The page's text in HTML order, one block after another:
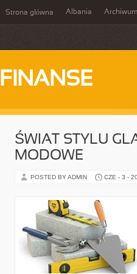
Strona główna Albania Archiwum
FINANSE
ŚWIAT STYLU
MODOWE
POSTED BY ADMIN CZE - 3 -